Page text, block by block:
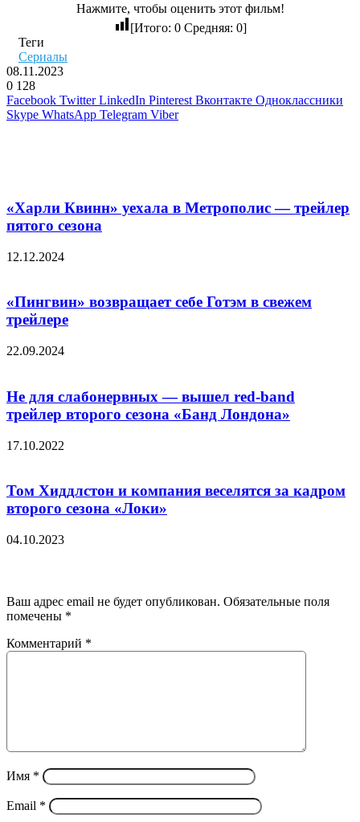
Нажмите, чтобы оценить этот фильм!
[Итого: 0Средняя: 0]
Теги
Сериалы
08.11.2023
0 128
Facebook Twitter LinkedIn Pinterest Вконтакте Одноклассники
Skype WhatsApp Telegram Viber
«Харли Квинн» уехала в Метрополис — трейлер
пятого сезона
12.12.2024
«Пингвин» возвращает себе Готэм в свежем
трейлере
22.09.2024
Не для слабонервных — вышел red-band
трейлер второго сезона «Банд Лондона»
17.10.2022
Том Хиддлстон и компания веселятся за кадром
второго сезона «Локи»
04.10.2023
Ваш адрес email не будет опубликован. Обязательные поля
помечены *
Комментарий *
Имя *
Email *